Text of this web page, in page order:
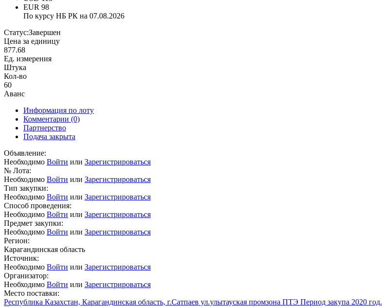
EUR 98
По курсу НБ РК на 07.08.2026
Статус:Завершен
Цена за единицу
877.68
Ед. измерения
Штука
Кол-во
60
Аванс
Информация по лоту
Комментарии (0)
Партнерство
Подача закрыта
Объявление:
Необходимо Войти или Зарегистрироваться
№ Лота:
Необходимо Войти или Зарегистрироваться
Тип закупки:
Необходимо Войти или Зарегистрироваться
Способ проведения:
Необходимо Войти или Зарегистрироваться
Предмет закупки:
Необходимо Войти или Зарегистрироваться
Регион:
Карагандинская область
Источник:
Необходимо Войти или Зарегистрироваться
Организатор:
Необходимо Войти или Зарегистрироваться
Место поставки:
Республика Казахстан, Карагандинская область, г.Сатпаев ул.улытауская промзона ПТЭ Период закупа 2020 год.